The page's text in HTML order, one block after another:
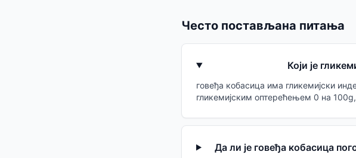
Често постављана питања
Који је
говеђа кобасица има гликемијски
гликемијским оптерећењем 0 на
Да ли је говеђа кобасица